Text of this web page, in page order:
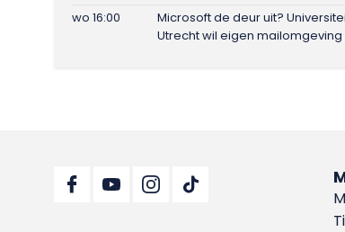
wo 16:00
Microsoft de deur uit?
Utrecht wil eigen mailomgeving